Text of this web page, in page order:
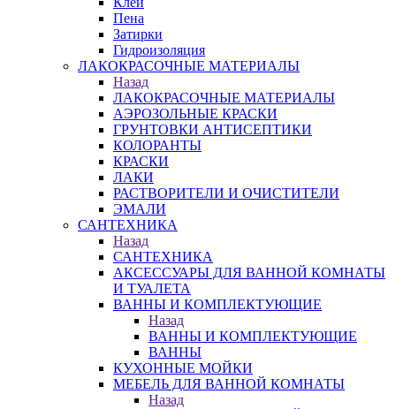
Пена
Затирки
Гидроизоляция
ЛАКОКРАСОЧНЫЕ МАТЕРИАЛЫ
Назад
ЛАКОКРАСОЧНЫЕ МАТЕРИАЛЫ
АЭРОЗОЛЬНЫЕ КРАСКИ
ГРУНТОВКИ АНТИСЕПТИКИ
КОЛОРАНТЫ
КРАСКИ
ЛАКИ
РАСТВОРИТЕЛИ И ОЧИСТИТЕЛИ
ЭМАЛИ
САНТЕХНИКА
Назад
САНТЕХНИКА
АКСЕССУАРЫ ДЛЯ ВАННОЙ КОМНАТЫ
И ТУАЛЕТА
ВАННЫ И КОМПЛЕКТУЮЩИЕ
Назад
ВАННЫ И КОМПЛЕКТУЮЩИЕ
ВАННЫ
КУХОННЫЕ МОЙКИ
МЕБЕЛЬ ДЛЯ ВАННОЙ КОМНАТЫ
Назад